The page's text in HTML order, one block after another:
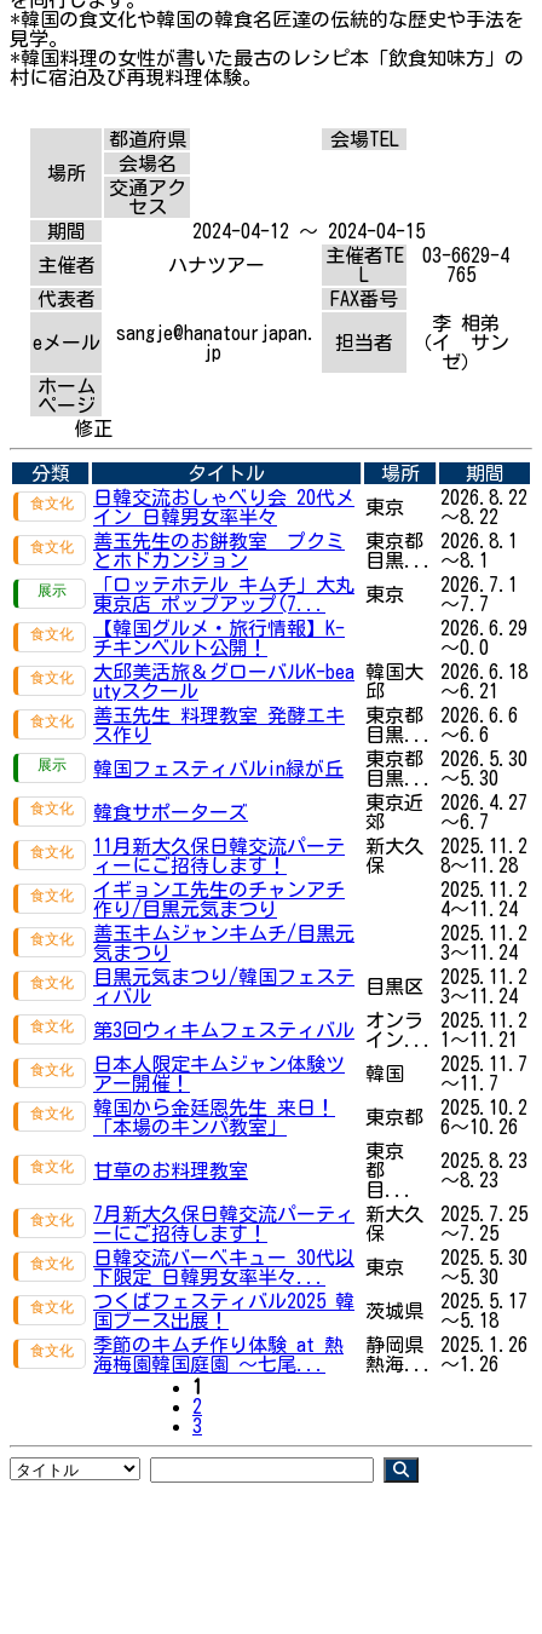
*韓国の食文化や韓国の韓食名匠達の伝統的な歴史や手法を
見学。
*韓国料理の女性が書いた最古のレシピ本「飲食知味方」の
村に宿泊及び再現料理体験。
場所
都道府県
会場TEL
会場名
交通アク
セス
期間
2024-04-12 ～ 2024-04-15
主催者
ハナツアー
主催者TE
03-6629-4
765
代表者
FAX番号
eメール
sangje@hanatourjapan.
jp
担当者
李 相弟
（イ サン
ゼ）
ホーム
ページ
修正
分類 タイトル 場所
期間
日韓交流おしゃべり会 20代メ
イン 日韓男女率半々
東京
2026.8.22
～8.22
善玉先生のお餅教室 プクミ
とホドカンジョン
東京都
目黒...
2026.8.1
～8.1
「ロッテホテル キムチ」大丸
東京店 ポップアップ(7...
東京
2026.7.1
～7.7
【韓国グルメ・旅行情報】K-
チキンベルト公開！
2026.6.29
～0.0
大邱美活旅＆グローバルK-bea
utyスクール
韓国大
邱
2026.6.18
～6.21
善玉先生 料理教室 発酵エキ
ス作り
東京都
目黒...
2026.6.6
～6.6
韓国フェスティバルin緑が丘
東京都
目黒...
2026.5.30
～5.30
韓食サポーターズ
東京近
郊
2026.4.27
～6.7
11月新大久保日韓交流パーテ
ィーにご招待します！
新大久
保
2025.11.2
8～11.28
イギョンエ先生のチャンアチ
作り/目黒元気まつり
2025.11.2
4～11.24
善玉キムジャンキムチ/目黒元
気まつり
2025.11.2
3～11.24
目黒元気まつり/韓国フェステ
ィバル
目黒区
2025.11.2
3～11.24
第3回ウィキムフェスティバル
オンラ
イン...
2025.11.2
1～11.21
日本人限定キムジャン体験ツ
アー開催！
韓国
2025.11.7
～11.7
韓国から金廷恩先生 来日！
「本場のキンパ教室」
東京都
2025.10.2
6～10.26
甘草のお料理教室
東京
都
目...
2025.8.23
～8.23
7月新大久保日韓交流パーティ
ーにご招待します！
新大久
保
2025.7.25
～7.25
日韓交流バーベキュー 30代以
下限定 日韓男女率半々...
東京
2025.5.30
～5.30
つくばフェスティバル2025 韓
国ブース出展！
茨城県
2025.5.17
～5.18
季節のキムチ作り体験 at 熱
海梅園韓国庭園 ～七尾...
静岡県
熱海...
2025.1.26
～1.26
1
2
3